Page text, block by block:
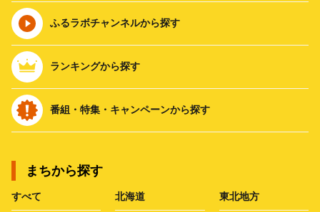
ふるラボチャンネルから探す
ランキングから探す
番組・特集・キャンペーンから探す
まちから探す
すべて 北海道 東北地方